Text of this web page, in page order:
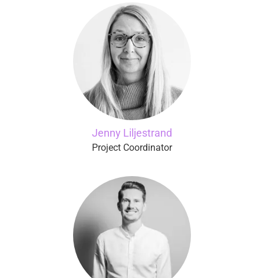
Jenny Liljestrand
Project Coordinator